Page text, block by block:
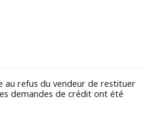
refus du vendeur de restituer
demandes de crédit ont été